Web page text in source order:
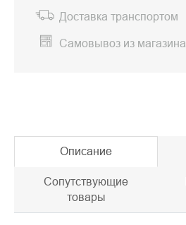
Доставка транспортом
Самовывоз из магазина
Описание
Сопутствующие
товары